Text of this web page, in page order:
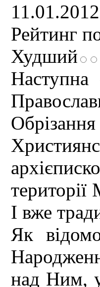
Рейтинг
Худший
Наступна
І вже
Як
над Ним, у